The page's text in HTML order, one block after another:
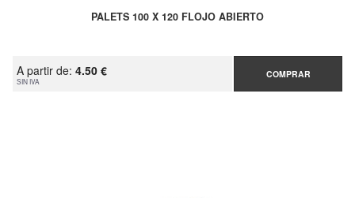
PALETS 100 X 120 FLOJO ABIERTO
A partir de: 4.50 €
SIN IVA
COMPRAR